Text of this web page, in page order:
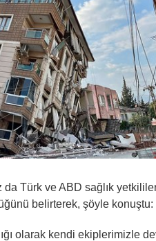
da Türk ve ABD sağlık
belirterek, şöyle konuştu:
olarak kendi ekiplerimizle